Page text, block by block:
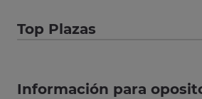
Top Plazas
Información para